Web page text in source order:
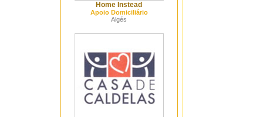
Home Instead
Apoio Domiciliário
Algés